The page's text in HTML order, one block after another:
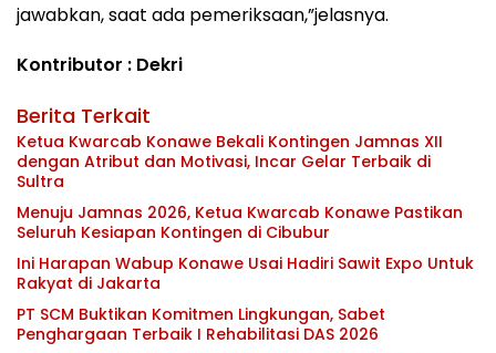
jawabkan, saat ada pemeriksaan,”jelasnya.
Kontributor : Dekri
Berita Terkait
Ketua Kwarcab Konawe Bekali Kontingen Jamnas XII
dengan Atribut dan Motivasi, Incar Gelar Terbaik di
Sultra
Menuju Jamnas 2026, Ketua Kwarcab Konawe Pastikan
Seluruh Kesiapan Kontingen di Cibubur
Ini Harapan Wabup Konawe Usai Hadiri Sawit Expo Untuk
Rakyat di Jakarta
PT SCM Buktikan Komitmen Lingkungan, Sabet
Penghargaan Terbaik I Rehabilitasi DAS 2026